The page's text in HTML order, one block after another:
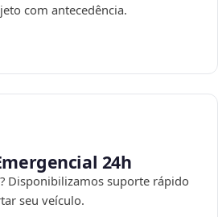
com antecedência.
24h
Disponibilizamos suporte rápido
seu veículo.